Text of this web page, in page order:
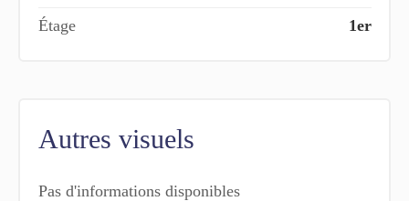
Étage
1er
Autres visuels
Pas d'informations disponibles